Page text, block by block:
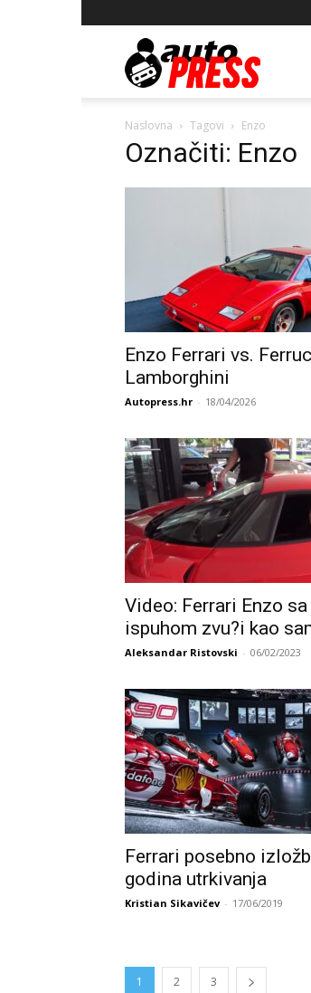
Naslovna Tagovi Enzo
Označiti: Enzo
Enzo Ferrari vs.
Lamborghini
Autopress.hr - 18/04/2026
Video: Ferrari Enzo
ispuhom zvu?i kao
Aleksandar Ristovski - 06/02/2023
Ferrari posebno
godina utrkivanja
Kristian Sikavičev - 17/06/2019
1 2 3